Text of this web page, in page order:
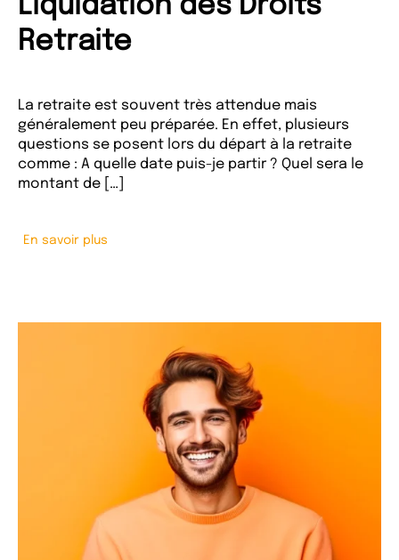
Liquidation des Droits
Retraite
La retraite est souvent très attendue mais
généralement peu préparée. En effet, plusieurs
questions se posent lors du départ à la retraite
comme : A quelle date puis-je partir ? Quel sera le
montant de […]
En savoir plus